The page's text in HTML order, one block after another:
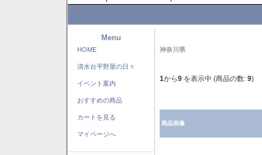
Menu
HOME
清水台平野屋の日々
イベント案内
おすすめの商品
カートを見る
マイページへ
神奈川県
1から9 を表示中 (商品の数: 9)
商品画像